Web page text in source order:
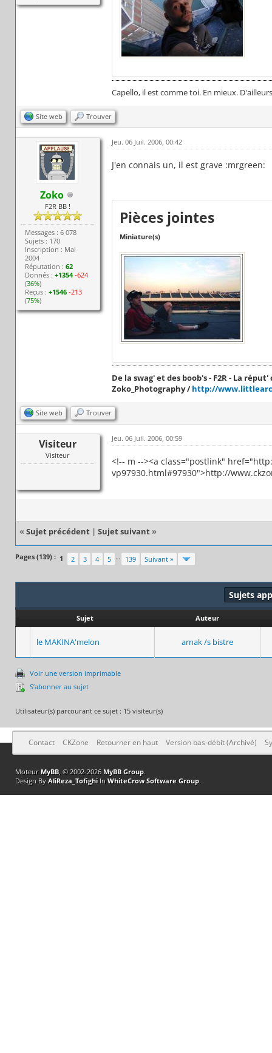
Capello, il est comme toi. En mieux.
Site web Trouver
Zoko
F2R BB !
Messages : 6 078
Sujets : 170
Inscription : Mai
2004
Réputation :62
Donnés :+1354 -624
(36%)
Reçus :+1546 -213
(75%)
Jeu. 06 Juil. 2006, 00:42
J'en connais un, il est grave :mrgreen:
Pièces jointes
Miniature(s)
De la swag' et des boob's - F2R - La réput'
Zoko_Photography /http://
Site web Trouver
Visiteur
Visiteur
Jeu. 06 Juil. 2006, 00:59
<!-- m --><a class="postlink"
vp97930.html#97930">http://
« Sujet précédent | Sujet suivant »
Pages (139) : 1 2 3 4 5 … 139 Suivant »
Sujets
Sujet Auteur
le MAKINA'melon arnak /s bistre
Voir une version imprimable
S’abonner au sujet
Utilisateur(s) parcourant ce sujet : 15 visiteur(s)
Contact CKZone Retourner en haut Version bas-débit (Archivé)
Moteur MyBB, © 2002-2026 MyBB Group.
Design By AliReza_TofighiIn WhiteCrow Software Group.